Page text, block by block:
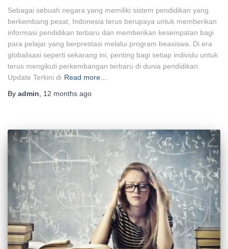
Sebagai sebuah negara yang memiliki sistem pendidikan yang
berkembang pesat, Indonesia terus berupaya untuk memberikan
informasi pendidikan terbaru dan memberikan kesempatan bagi
para pelajar yang berprestasi melalui program beasiswa. Di era
globalisasi seperti sekarang ini, penting bagi setiap individu untuk
terus mengikuti perkembangan terbaru di dunia pendidikan.
Update Terkini di Read more…
By admin, 12 months ago